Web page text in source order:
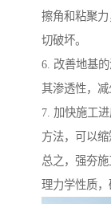
擦角和粘聚
切破坏。
6. 改善地基
其渗透性，减
7. 加快施工
方法，可以缩
总之，强夯
理力学性质，